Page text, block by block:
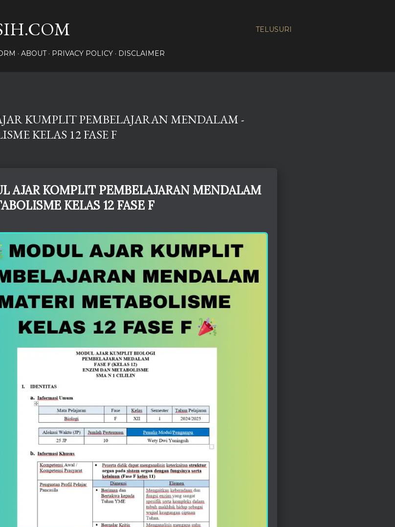
TELUSURI
ABOUT PRIVACY POLICY DISCLAIMER
KUMPLIT PEMBELAJARAN MENDALAM -
KELAS 12 FASE F
AJAR KOMPLIT PEMBELAJARAN MENDALAM
KELAS 12 FASE F